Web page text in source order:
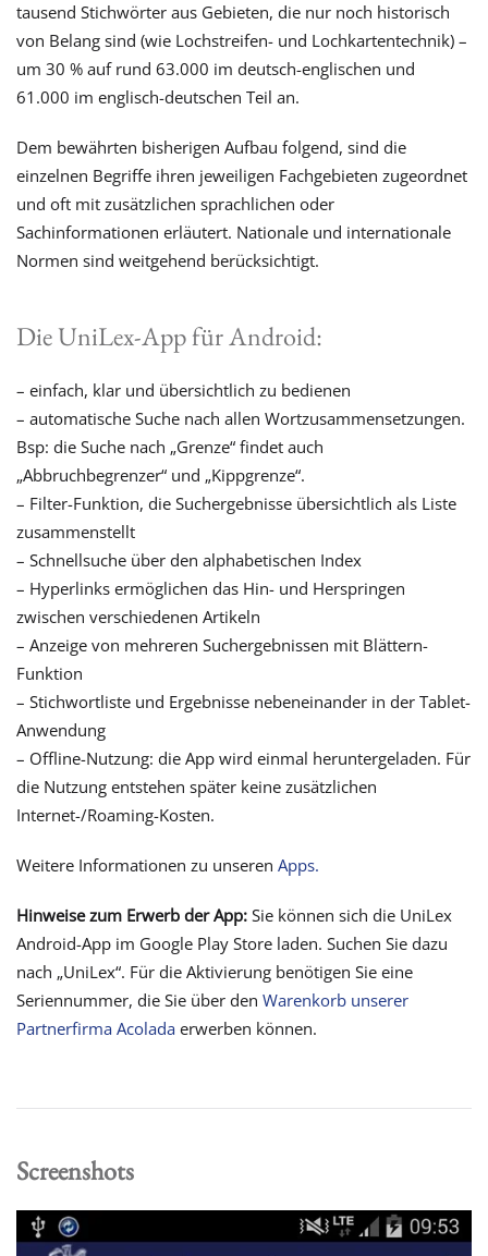
tausend Stichwörter aus Gebieten, die nur noch historisch
von Belang sind (wie Lochstreifen- und Lochkartentechnik) –
um 30 % auf rund 63.000 im deutsch-englischen und
61.000 im englisch-deutschen Teil an.
Dem bewährten bisherigen Aufbau folgend, sind die
einzelnen Begriffe ihren jeweiligen Fachgebieten zugeordnet
und oft mit zusätzlichen sprachlichen oder
Sachinformationen erläutert. Nationale und internationale
Normen sind weitgehend berücksichtigt.
Die UniLex-App für Android:
– einfach, klar und übersichtlich zu bedienen
– automatische Suche nach allen Wortzusammensetzungen.
Bsp: die Suche nach „Grenze“ findet auch
„Abbruchbegrenzer“ und „Kippgrenze“.
– Filter-Funktion, die Suchergebnisse übersichtlich als Liste
zusammenstellt
– Schnellsuche über den alphabetischen Index
– Hyperlinks ermöglichen das Hin- und Herspringen
zwischen verschiedenen Artikeln
– Anzeige von mehreren Suchergebnissen mit Blättern-
Funktion
– Stichwortliste und Ergebnisse nebeneinander in der Tablet-
Anwendung
– Offline-Nutzung: die App wird einmal heruntergeladen. Für
die Nutzung entstehen später keine zusätzlichen
Internet-/Roaming-Kosten.
Weitere Informationen zu unseren Apps.
Hinweise zum Erwerb der App: Sie können sich die UniLex
Android-App im Google Play Store laden. Suchen Sie dazu
nach „UniLex“. Für die Aktivierung benötigen Sie eine
Seriennummer, die Sie über den Warenkorb unserer
Partnerfirma Acolada erwerben können.
Screenshots